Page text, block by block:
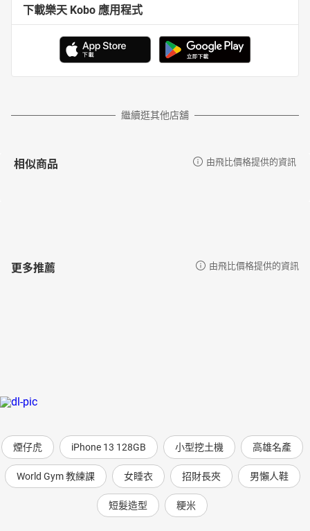
下載樂天 Kobo 應用程式
繼續逛其他店舖
相似商品 由飛比價格提供的資訊
更多推薦 由飛比價格提供的資訊
煙仔虎 iPhone 13 128GB 小型挖土機 高雄名產
World Gym 教練課 女睡衣 招財長夾 男懶人鞋
短髮造型 粳米